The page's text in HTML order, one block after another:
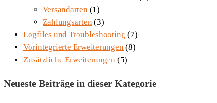
Versandarten (1)
Zahlungsarten (3)
Logfiles und Troubleshooting (7)
Vorintegrierte Erweiterungen (8)
Zusätzliche Erweiterungen (5)
Neueste Beiträge in dieser Kategorie